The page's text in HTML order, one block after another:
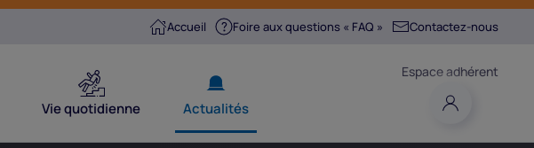
Accueil Foire aux questions « FAQ » Contactez-nous
Vie quotidienne Actualités
Espace adhérent